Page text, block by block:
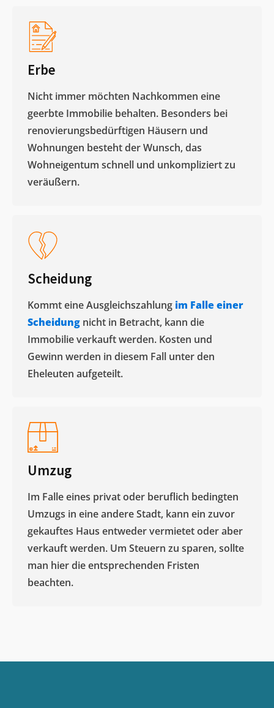
Erbe
Nicht immer möchten Nachkommen eine
geerbte Immobilie behalten. Besonders bei
renovierungsbedürftigen Häusern und
Wohnungen besteht der Wunsch, das
Wohneigentum schnell und unkompliziert zu
veräußern. ​
Scheidung
Kommt eine Ausgleichszahlung im Falle einer
Scheidung nicht in Betracht, kann die
Immobilie verkauft werden. Kosten und
Gewinn werden in diesem Fall unter den
Eheleuten aufgeteilt.​
Umzug
Im Falle eines privat oder beruflich bedingten
Umzugs in eine andere Stadt, kann ein zuvor
gekauftes Haus entweder vermietet oder aber
verkauft werden. Um Steuern zu sparen, sollte
man hier die entsprechenden Fristen
beachten.